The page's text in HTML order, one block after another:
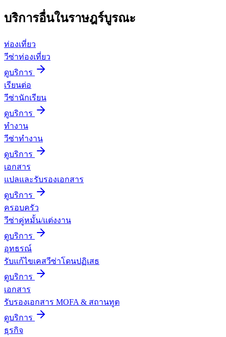
บริการอื่นในราษฎร์บูรณะ
ท่องเที่ยว
วีซ่าท่องเที่ยว
ดูบริการ
เรียนต่อ
วีซ่านักเรียน
ดูบริการ
ทำงาน
วีซ่าทำงาน
ดูบริการ
เอกสาร
แปลและรับรองเอกสาร
ดูบริการ
ครอบครัว
วีซ่าคู่หมั้น/แต่งงาน
ดูบริการ
อุทธรณ์
รับแก้ไขเคสวีซ่าโดนปฏิเสธ
ดูบริการ
เอกสาร
รับรองเอกสาร MOFA & สถานทูต
ดูบริการ
ธุรกิจ